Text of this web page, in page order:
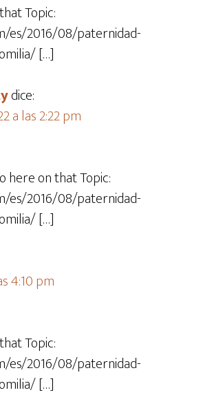
Topic:
es/2016/08/paternidad-
[…]
dice:
a las 2:22 pm
here on that Topic:
es/2016/08/paternidad-
[…]
4:10 pm
Topic:
es/2016/08/paternidad-
[…]